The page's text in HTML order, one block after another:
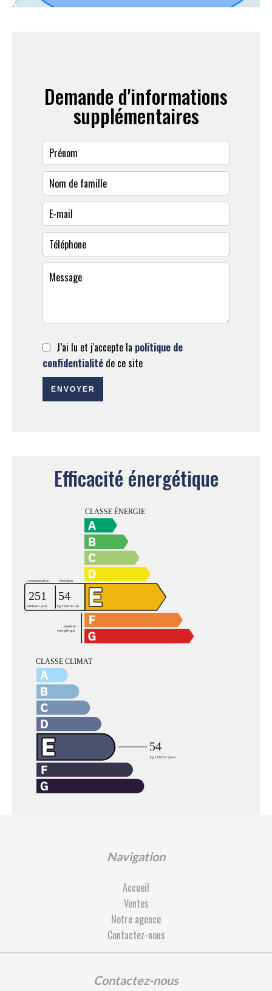
Demande d'informations
supplémentaires
J’ai lu et j'accepte la politique de
confidentialité de ce site
ENVOYER
Efficacité énergétique
Navigation
Accueil
Ventes
Notre agence
Contactez-nous
Contactez-nous